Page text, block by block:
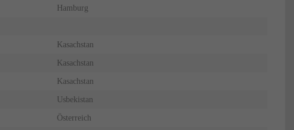
Hamburg
Kasachstan
Kasachstan
Kasachstan
Usbekistan
Österreich